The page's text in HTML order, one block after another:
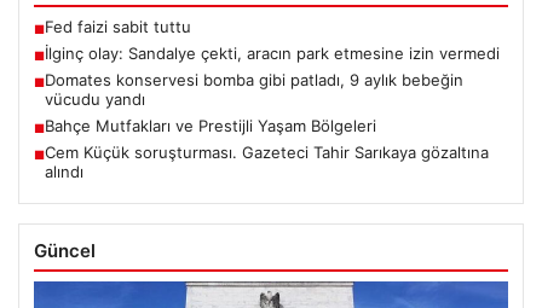
■Fed faizi sabit tuttu
■İlginç olay: Sandalye çekti, aracın park etmesine izin vermedi
■Domates konservesi bomba gibi patladı, 9 aylık bebeğin
vücudu yandı
■Bahçe Mutfakları ve Prestijli Yaşam Bölgeleri
■Cem Küçük soruşturması. Gazeteci Tahir Sarıkaya gözaltına
alındı
Güncel